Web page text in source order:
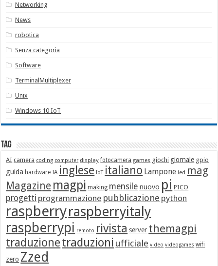
Networking
News
robotica
Senza categoria
Software
TerminalMultiplexer
Unix
Windows 10 IoT
Tag
AI camera coding computer display fotocamera games giochi giornale gpio
guida hardware IA inglese IoT italiano Lampone led mag
Magazine magpi making mensile nuovo pi PICO
progetti programmazione pubblicazione python
raspberryraspberryitaly
raspberrypi remoto rivista server themagpi
traduzionetraduzioni ufficiale video videogames wifi
zero Zzed